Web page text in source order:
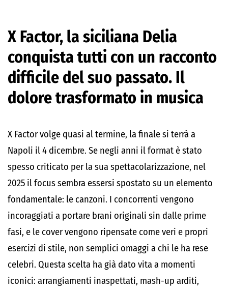
X Factor, la siciliana Delia
conquista tutti con un racconto
difficile del suo passato. Il
dolore trasformato in musica
X Factor volge quasi al termine, la finale si terrà a
Napoli il 4 dicembre. Se negli anni il format è stato
spesso criticato per la sua spettacolarizzazione, nel
2025 il focus sembra essersi spostato su un elemento
fondamentale: le canzoni. I concorrenti vengono
incoraggiati a portare brani originali sin dalle prime
fasi, e le cover vengono ripensate come veri e propri
esercizi di stile, non semplici omaggi a chi le ha rese
celebri. Questa scelta ha già dato vita a momenti
iconici: arrangiamenti inaspettati, mash-up arditi,